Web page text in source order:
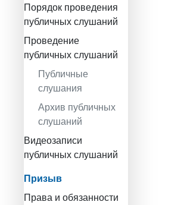
Порядок проведения
публичных слушаний
Проведение
публичных слушаний
Публичные
слушания
Архив публичных
слушаний
Видеозаписи
публичных слушаний
Призыв
Права и обязанности